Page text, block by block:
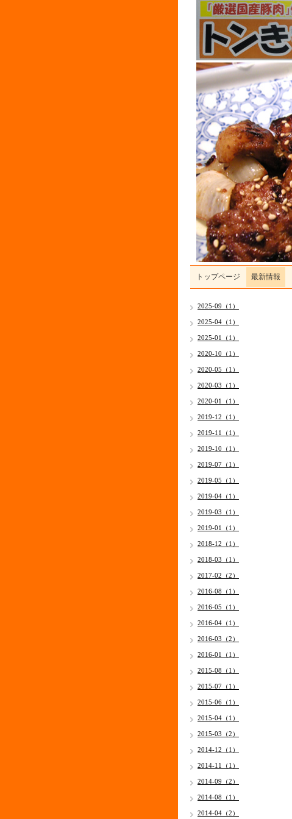
トップページ 最新情報
2025-09（1）
2025-04（1）
2025-01（1）
2020-10（1）
2020-05（1）
2020-03（1）
2020-01（1）
2019-12（1）
2019-11（1）
2019-10（1）
2019-07（1）
2019-05（1）
2019-04（1）
2019-03（1）
2019-01（1）
2018-12（1）
2018-03（1）
2017-02（2）
2016-08（1）
2016-05（1）
2016-04（1）
2016-03（2）
2016-01（1）
2015-08（1）
2015-07（1）
2015-06（1）
2015-04（1）
2015-03（2）
2014-12（1）
2014-11（1）
2014-09（2）
2014-08（1）
2014-04（2）